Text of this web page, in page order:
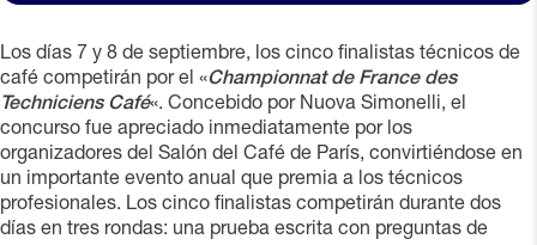
Los días 7 y 8 de septiembre, los cinco finalistas técnicos de
café competirán por el «Championnat de France des
Techniciens Café«. Concebido por Nuova Simonelli, el
concurso fue apreciado inmediatamente por los
organizadores del Salón del Café de París, convirtiéndose en
un importante evento anual que premia a los técnicos
profesionales. Los cinco finalistas competirán durante dos
días en tres rondas: una prueba escrita con preguntas de